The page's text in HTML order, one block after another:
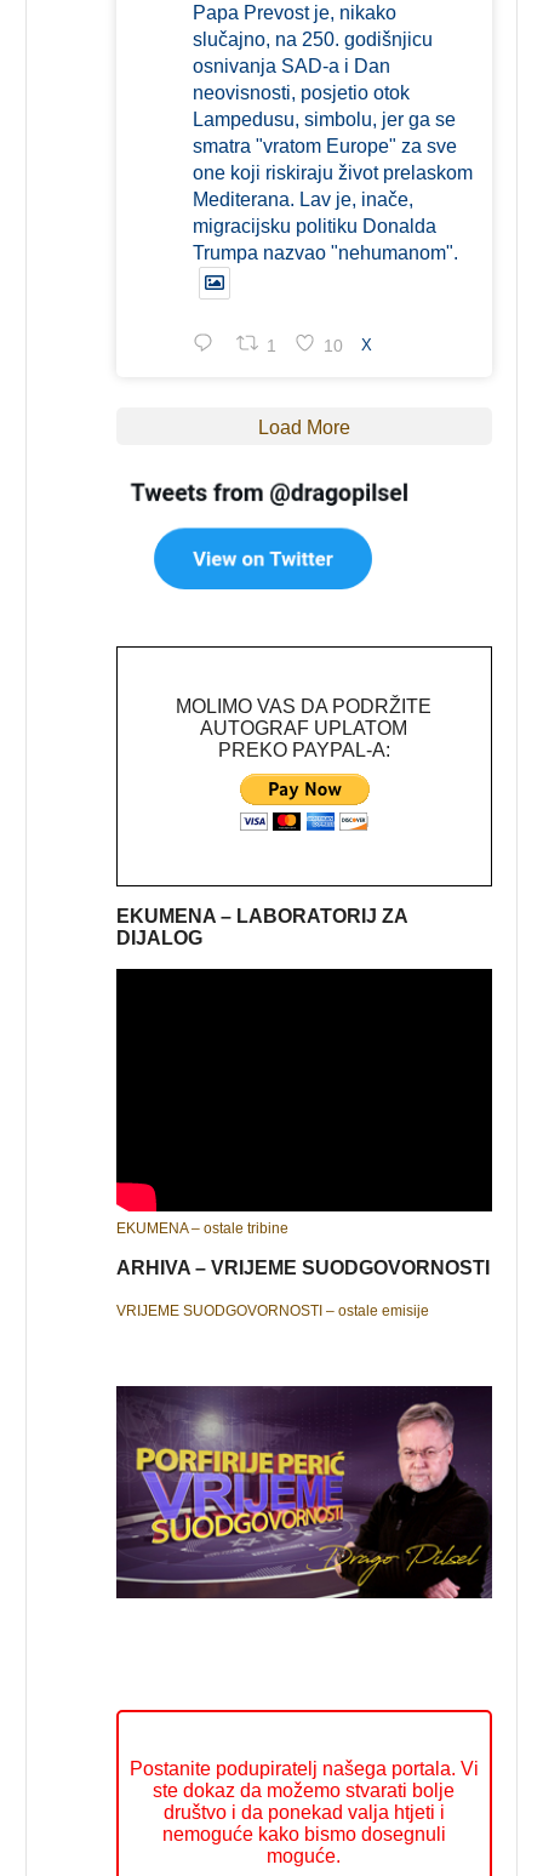
Papa Prevost je, nikako
slučajno, na 250. godišnjicu
osnivanja SAD-a i Dan
neovisnosti, posjetio otok
Lampedusu, simbolu, jer ga se
smatra "vratom Europe" za sve
one koji riskiraju život prelaskom
Mediterana. Lav je, inače,
migracijsku politiku Donalda
Trumpa nazvao "nehumanom".
1 10 X
Load More
MOLIMO VAS DA PODRŽITE
AUTOGRAF UPLATOM
PREKO PAYPAL-A:
EKUMENA – LABORATORIJ ZA
DIJALOG
EKUMENA – ostale tribine
ARHIVA – VRIJEME SUODGOVORNOSTI
VRIJEME SUODGOVORNOSTI – ostale emisije
Postanite podupiratelj našega portala. Vi
ste dokaz da možemo stvarati bolje
društvo i da ponekad valja htjeti i
nemoguće kako bismo dosegnuli
moguće.